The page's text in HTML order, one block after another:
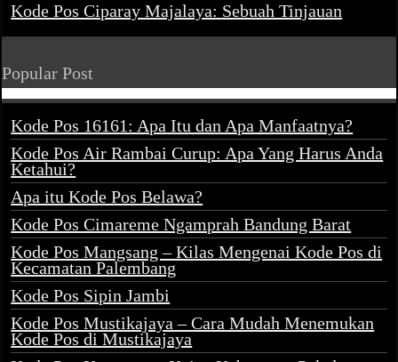
Kode Pos Ciparay Majalaya: Sebuah Tinjauan
Popular Post
Kode Pos 16161: Apa Itu dan Apa Manfaatnya?
Kode Pos Air Rambai Curup: Apa Yang Harus Anda
Ketahui?
Apa itu Kode Pos Belawa?
Kode Pos Cimareme Ngamprah Bandung Barat
Kode Pos Mangsang – Kilas Mengenai Kode Pos di
Kecamatan Palembang
Kode Pos Sipin Jambi
Kode Pos Mustikajaya – Cara Mudah Menemukan
Kode Pos di Mustikajaya